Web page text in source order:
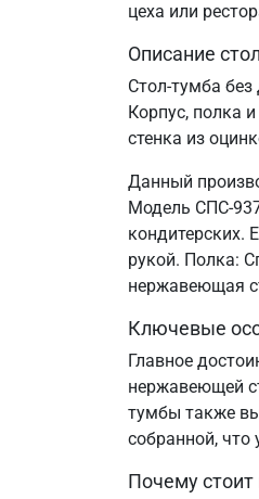
цеха или
Описание
Стол-тумба
Корпус, полка
стенка из
Данный
Модель СПС-
кондитерских.
рукой. Полка:
нержавеющая
Ключевые
Главное
нержавеющей
тумбы также
собранной, что
Почему